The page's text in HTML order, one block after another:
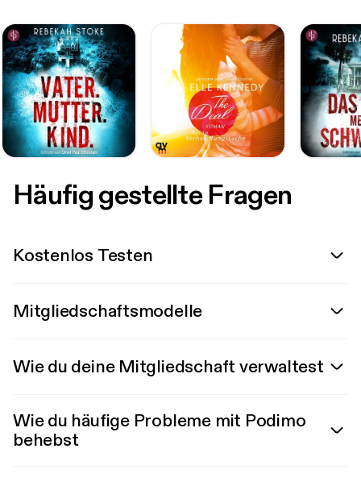
Häufig gestellte Fragen
Kostenlos Testen
Mitgliedschaftsmodelle
Wie du deine Mitgliedschaft verwaltest
Wie du häufige Probleme mit Podimo
behebst